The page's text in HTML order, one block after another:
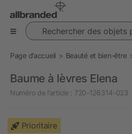
Rechercher des objets publicitaires
Page d’accueil Beauté et bien-être
Baume à lèvres Elena
Numéro de l’article : 720-126314-023
Prioritaire